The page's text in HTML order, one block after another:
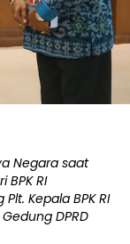
Negara saat
RI
Kepala BPK RI
DPRD